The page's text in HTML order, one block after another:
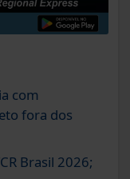
com
fora dos
Brasil 2026;